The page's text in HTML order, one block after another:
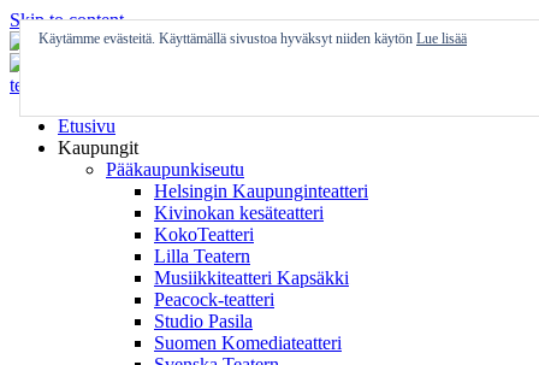
Skip to content
Etusivu
Kaupungit
Pääkaupunkiseutu
Helsingin Kaupunginteatteri
Kivinokan kesäteatteri
KokoTeatteri
Lilla Teatern
Musiikkiteatteri Kapsäkki
Peacock-teatteri
Studio Pasila
Suomen Komediateatteri
Käytämme evästeitä. Käyttämällä sivustoa hyväksyt niiden käytön Lue lisää